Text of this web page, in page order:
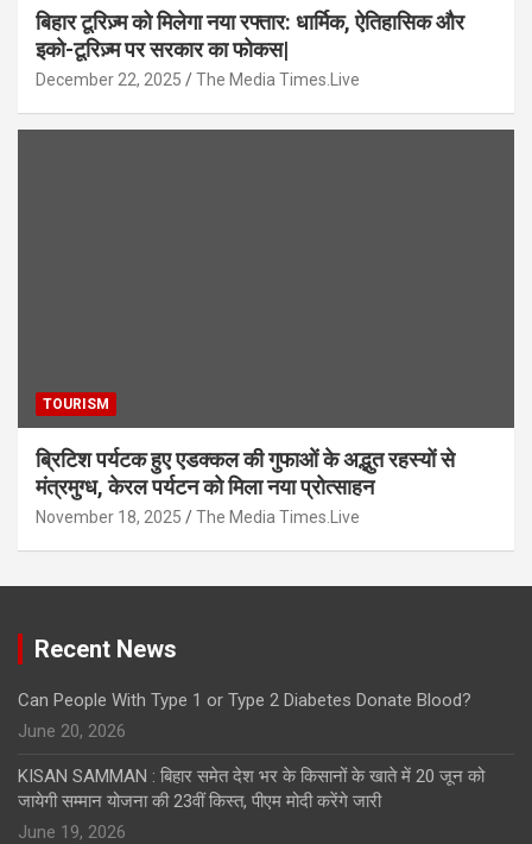
बिहार टूरिज़्म को मिलेगा नया रफ्तार: धार्मिक, ऐतिहासिक और
इको-टूरिज़्म पर सरकार का फोकस|
December 22, 2025 The Media Times.Live
TOURISM
ब्रिटिश पर्यटक हुए एडक्कल की गुफाओं के अद्भुत रहस्यों से
मंत्रमुग्ध, केरल पर्यटन को मिला नया प्रोत्साहन
November 18, 2025 The Media Times.Live
Recent News
Can People With Type 1 or Type 2 Diabetes Donate Blood?
June 20, 2026
KISAN SAMMAN : बिहार समेत देश भर के किसानों के खाते में 20 जून को
जायेगी सम्मान योजना की 23वीं किस्त, पीएम मोदी करेंगे जारी
June 19, 2026